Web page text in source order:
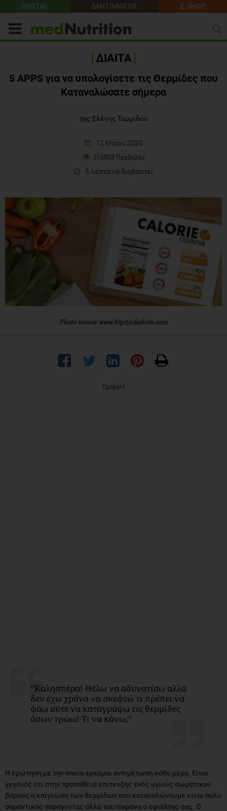
PORTAL ΔΙΑΙΤΟΛΟΓΟΣ E-SHOP
ΔΙΑΙΤΑ
5 APPS για να υπολογίσετε τις Θερμίδες που
Καταναλώσατε σήμερα
της Ελένης Ταυρίδου
12 Μαΐου 2020
316803 Προβολές
5 λεπτά να διαβαστεί
Photo source: www.bigstockphoto.com
Προβολή
‘’Καλησπέρα! Θέλω να αδυνατίσω αλλά
δεν έχω χρόνο να σκεφτώ τι πρέπει να
φάω ούτε να καταγράψω τις θερμίδες
όσων τρώω! Τι να κάνω;’’
Η ερώτηση με την οποία έρχομαι αντιμέτωπη κάθε μέρα. Είναι
γεγονός ότι στην προπάθεια επίτευξης ενός υγιούς σωματικού
βάρους η επίγνωση των θερμίδων που καταναλώνουμε είναι πολύ
σημαντικός παράγοντας αλλά ταυτόχρονα ο εφιάλτης σας. Ο